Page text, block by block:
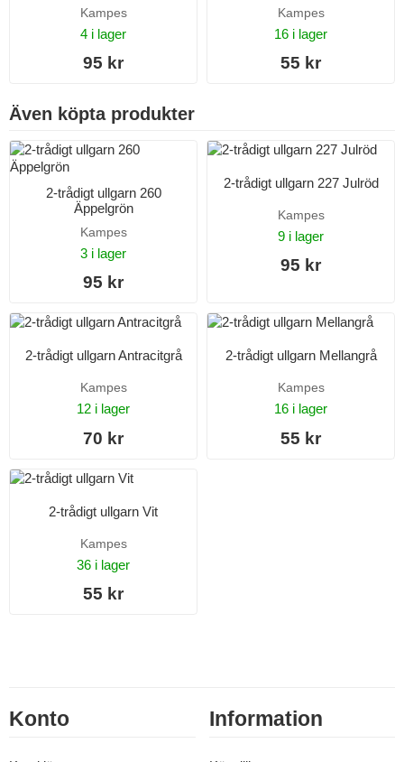
Kampes
4 i lager
95 kr
Kampes
16 i lager
55 kr
Även köpta produkter
2-trådigt ullgarn 260
Äppelgrön
Kampes
3 i lager
95 kr
2-trådigt ullgarn 227 Julröd
Kampes
9 i lager
95 kr
2-trådigt ullgarn Antracitgrå
Kampes
12 i lager
70 kr
2-trådigt ullgarn Mellangrå
Kampes
16 i lager
55 kr
2-trådigt ullgarn Vit
Kampes
36 i lager
55 kr
Konto Information